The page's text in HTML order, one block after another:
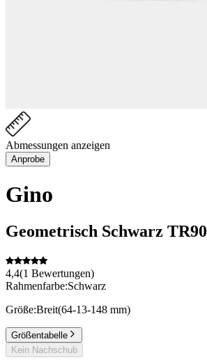
Abmessungen anzeigen
Anprobe
Gino
Geometrisch Schwarz TR90
4,4(1 Bewertungen)
Rahmenfarbe:Schwarz
Größe:Breit(64-13-148 mm)
Größentabelle
Kein Nachschub